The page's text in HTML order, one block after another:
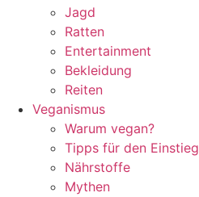
Jagd
Ratten
Entertainment
Bekleidung
Reiten
Veganismus
Warum vegan?
Tipps für den Einstieg
Nährstoffe
Mythen